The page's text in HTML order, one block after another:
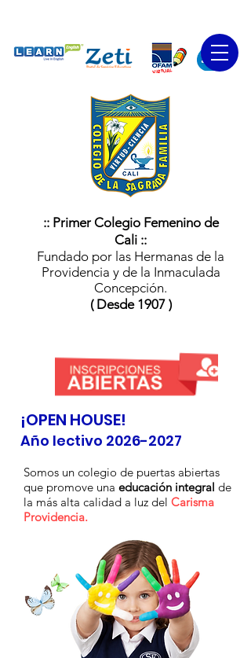
:: Primer Colegio Femenino de
Cali ::
Fundado por las Hermanas de la
Providencia y de la Inmaculada
Concepción.
( Desde 1907 )
¡OPEN HOUSE!
Año lectivo 2026-2027
Somos un colegio de puertas abiertas
que promove una educación integral de
la más alta calidad a luz del Carisma
Providencia.